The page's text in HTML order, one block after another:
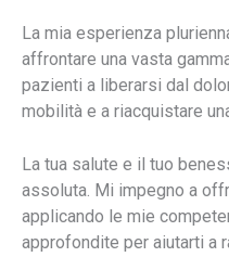
La mia esperienza
affrontare una vasta
pazienti a liberarsi dal
mobilità e a riacquistare
La tua salute e il tuo
assoluta. Mi impegno a
applicando le mie
approfondite per aiutarti a